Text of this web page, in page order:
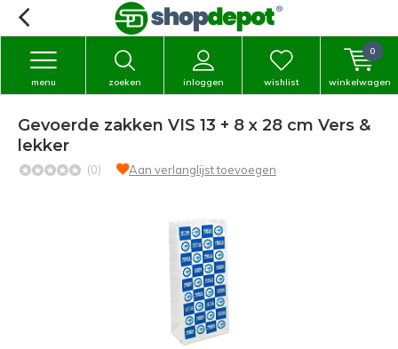
zoeken inloggen
menu wishlist winkelwagen
0
Gevoerde zakken VIS 13 + 8 x 28 cm Vers &
lekker
(0) Aan verlanglijst toevoegen